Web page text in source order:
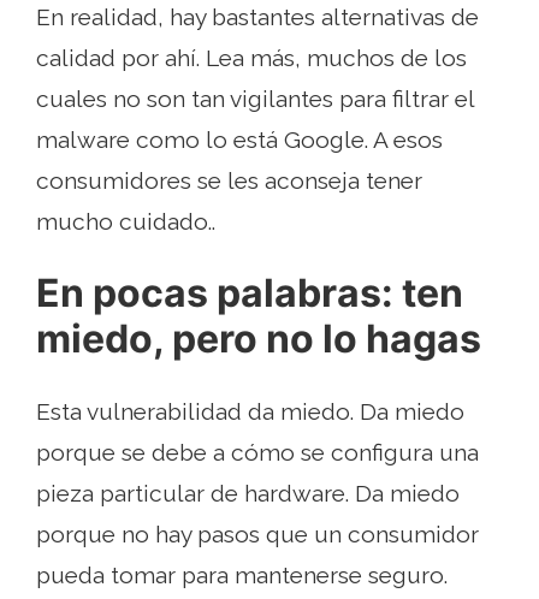
En realidad, hay bastantes alternativas de
calidad por ahí. Lea más, muchos de los
cuales no son tan vigilantes para filtrar el
malware como lo está Google. A esos
consumidores se les aconseja tener
mucho cuidado..
En pocas palabras: ten
miedo, pero no lo hagas
Esta vulnerabilidad da miedo. Da miedo
porque se debe a cómo se configura una
pieza particular de hardware. Da miedo
porque no hay pasos que un consumidor
pueda tomar para mantenerse seguro.